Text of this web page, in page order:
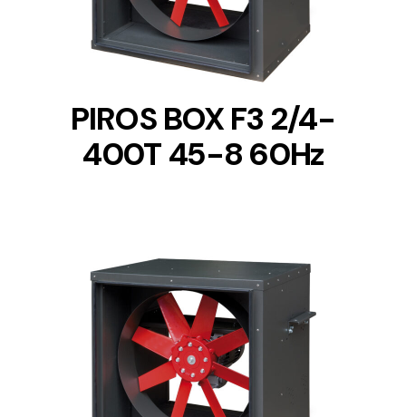
PIROS BOX F3 2/4-
400T 45-8 60Hz
DETAILS